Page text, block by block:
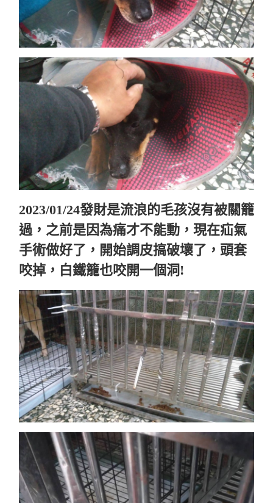
2023/01/24發財是流浪的毛孩沒有被關籠
過，之前是因為痛才不能動，現在疝氣
手術做好了，開始調皮搞破壞了，頭套
咬掉，白鐵籠也咬開一個洞!